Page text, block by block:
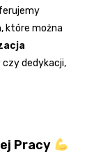
które można
czy dedykacji,
Pracy